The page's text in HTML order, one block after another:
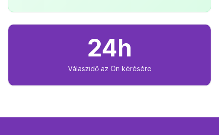
24h
Válaszidő az Ön kérésére